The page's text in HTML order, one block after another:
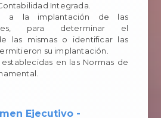
Integrada.
a la implantación de las
para determinar el
las mismas o identificar las
su implantación.
en las Normas de
Ejecutivo -